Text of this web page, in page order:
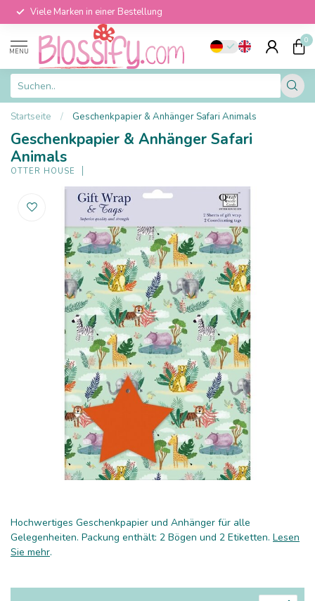
Viele Marken in einer Bestellung
MENU
0
Startseite / Geschenkpapier & Anhänger Safari Animals
Geschenkpapier & Anhänger Safari
Animals
OTTER HOUSE
Hochwertiges Geschenkpapier und Anhänger für alle
Gelegenheiten. Packung enthält: 2 Bögen und 2 Etiketten. Lesen
Sie mehr.